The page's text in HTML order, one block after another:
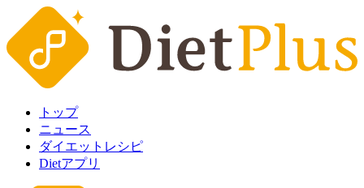
トップ
ニュース
ダイエットレシピ
Dietアプリ